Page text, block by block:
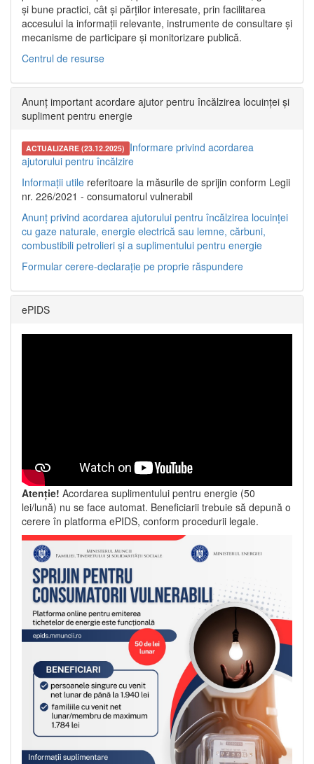
și bune practici, cât și părților interesate, prin facilitarea
accesului la informații relevante, instrumente de consultare și
mecanisme de participare și monitorizare publică.
Centrul de resurse
Anunț important acordare ajutor pentru încălzirea locuinței și
supliment pentru energie
ACTUALIZARE (23.12.2025) Informare privind acordarea
ajutorului pentru încălzire
Informații utile referitoare la măsurile de sprijin conform Legii
nr. 226/2021 - consumatorul vulnerabil
Anunț privind acordarea ajutorului pentru încălzirea locuinței
cu gaze naturale, energie electrică sau lemne, cărbuni,
combustibili petrolieri și a suplimentului pentru energie
Formular cerere-declarație pe proprie răspundere
ePIDS
Atenție! Acordarea suplimentului pentru energie (50
lei/lună) nu se face automat. Beneficiarii trebuie să depună o
cerere în platforma ePIDS, conform procedurii legale.